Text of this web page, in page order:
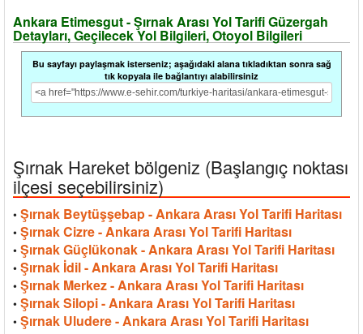
Ankara Etimesgut - Şırnak Arası Yol Tarifi Güzergah
Detayları, Geçilecek Yol Bilgileri, Otoyol Bilgileri
Bu sayfayı paylaşmak isterseniz; aşağıdaki alana tıkladıktan sonra sağ
tık kopyala ile bağlantıyı alabilirsiniz
Şırnak Hareket bölgeniz (Başlangıç noktası
ilçesi seçebilirsiniz)
• Şırnak Beytüşşebap - Ankara Arası Yol Tarifi Haritası
• Şırnak Cizre - Ankara Arası Yol Tarifi Haritası
• Şırnak Güçlükonak - Ankara Arası Yol Tarifi Haritası
• Şırnak İdil - Ankara Arası Yol Tarifi Haritası
• Şırnak Merkez - Ankara Arası Yol Tarifi Haritası
• Şırnak Silopi - Ankara Arası Yol Tarifi Haritası
• Şırnak Uludere - Ankara Arası Yol Tarifi Haritası